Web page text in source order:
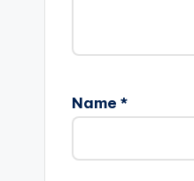
Name *